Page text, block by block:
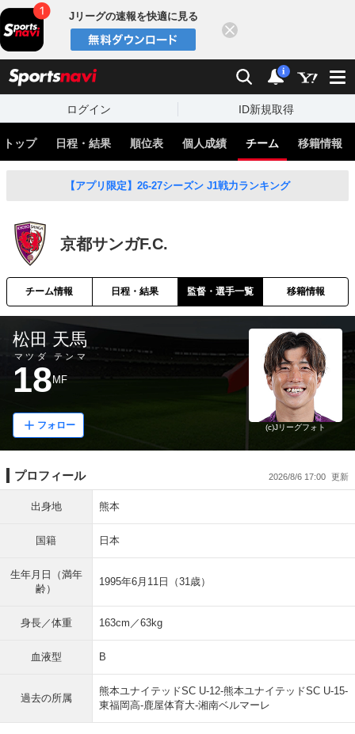
Jリーグの速報を快適に見る
検索 通知
i
ログイン ID新規取得
トップ 日程・結果 順位表 個人成績 チーム 移籍情報
【アプリ限定】26-27シーズン J1戦力ランキング
京都サンガF.C.
チーム情報 日程・結果 監督・選手一覧 移籍情報
松田 天馬
マツダ テンマ
18 MF
フォロー (c)Jリーグフォト
プロフィール 2026/8/6 17:00
出身地 熊本
国籍 日本
生年月日（満年
齢）
1995年6月11日（31歳）
身長／体重 163cm／63kg
血液型 B
過去の所属
熊本ユナイテッドSC U-12-熊本ユナイテッドSC U-15-
東福岡高-鹿屋体育大-湘南ベルマーレ